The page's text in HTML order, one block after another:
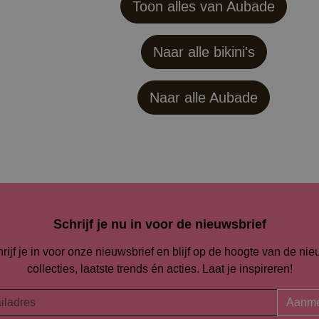
Toon alles van Aubade
Naar alle bikini's
Naar alleAubade
Schrijf je nu in voor de nieuwsbrief
je in voor onze nieuwsbrief en blijf op de hoogte van de
collecties, laatste trends én acties. Laat je inspireren!